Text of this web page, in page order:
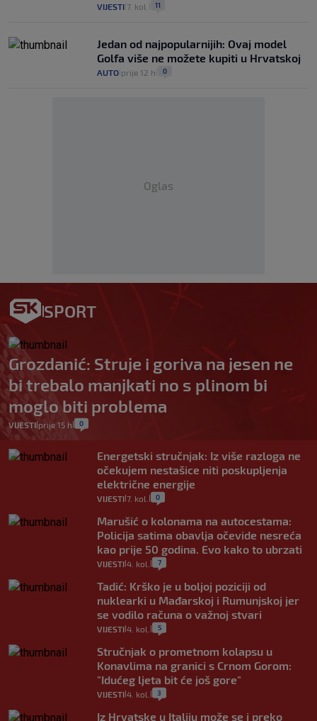
VIJESTI 7. kol. 11
Jedan od najpopularnijih: Ovaj model
Golfa više ne možete kupiti u Hrvatskoj
AUTO prije 12 h 0
Oglas
SPORT
Grozdanić: Struje i goriva na jesen ne
bi trebalo manjkati no s plinom bi
moglo biti problema
VIJESTI| prije 15 h 0
Energetski stručnjak: Iz više razloga ne
očekujem nestašice niti poskupljenja
električne energije
VIJESTI 7. kol. 0
Marušić o kolonama na autocestama:
Policija satima obavlja očevide nesreća
kao prije 50 godina. Evo kako to ubrzati
VIJESTI 4. kol. 7
Tadić: Krško je u boljoj poziciji od
nuklearki u Mađarskoj i Rumunjskoj jer
se vodilo računa o važnoj stvari
VIJESTI 4. kol. 5
Stručnjak o prometnom kolapsu u
Konavlima na granici s Crnom Gorom:
"Idućeg ljeta bit će još gore"
VIJESTI 4. kol. 3
Iz Hrvatske u Italiju može se i preko